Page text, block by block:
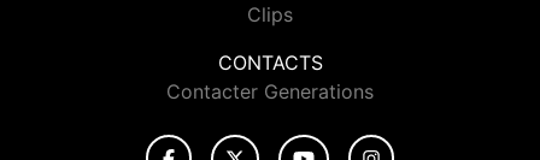
Clips
CONTACTS
Contacter Generations